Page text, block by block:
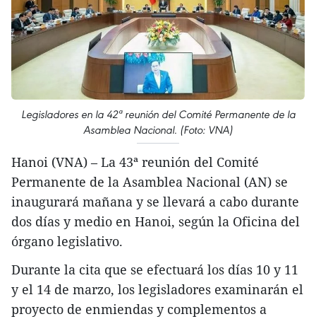
Legisladores en la 42ª reunión del Comité Permanente de la
Asamblea Nacional. (Foto: VNA)
Hanoi (VNA) – La 43ª reunión del Comité
Permanente de la Asamblea Nacional (AN) se
inaugurará mañana y se llevará a cabo durante
dos días y medio en Hanoi, según la Oficina del
órgano legislativo.
Durante la cita que se efectuará los días 10 y 11
y el 14 de marzo, los legisladores examinarán el
proyecto de enmiendas y complementos a